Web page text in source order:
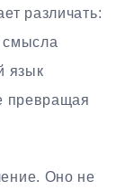
различать:
смысла
язык
превращая
Оно не